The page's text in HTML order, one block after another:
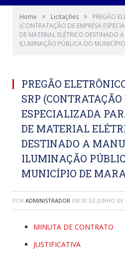
Home » Licitações »
PREGÃO
(CONTRATAÇÃO DE EMPRESA
DE MATERIAL ELÉTRICO DESTINADO
ILUMINAÇÃO PÚBLICA DO
PREGÃO
SRP
ESPECIALIZADA
DE MATERIAL
DESTINADO A
ILUMINAÇÃO
MUNICÍPIO DE
POR ADMINISTRADOR EM 30 DE JUNHO DE
MINUTA DE CONTRATO
JUSTIFICATIVA